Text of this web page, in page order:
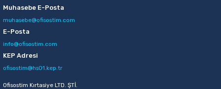
Muhasebe E-Posta
muhasebe@ofisostim.com
E-Posta
info@ofisostim.com
KEP Adresi
ofisostim@hs01.kep.tr
Ofisostim Kırtasiye LTD. ŞTİ.